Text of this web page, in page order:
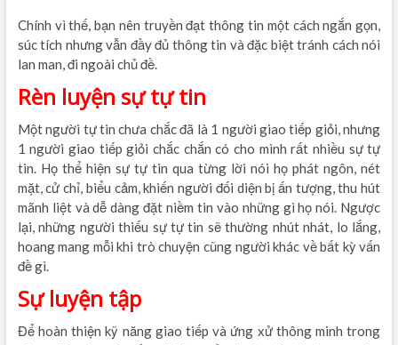
Chính vì thế, bạn nên truyền đạt thông tin một cách ngắn gọn,
súc tích nhưng vẫn đầy đủ thông tin và đặc biệt tránh cách nói
lan man, đi ngoài chủ đề.
Rèn luyện sự tự tin
Một người tự tin chưa chắc đã là 1 người giao tiếp giỏi, nhưng
1 người giao tiếp giỏi chắc chắn có cho mình rất nhiều sự tự
tin. Họ thể hiện sự tự tin qua từng lời nói họ phát ngôn, nét
mặt, cử chỉ, biểu cảm, khiến người đối diện bị ấn tượng, thu hút
mãnh liệt và dễ dàng đặt niềm tin vào những gì họ nói. Ngược
lại, những người thiếu sự tự tin sẽ thường nhút nhát, lo lắng,
hoang mang mỗi khi trò chuyện cũng người khác về bất kỳ vấn
đề gì.
Sự luyện tập
Để hoàn thiện kỹ năng giao tiếp và ứng xử thông minh trong